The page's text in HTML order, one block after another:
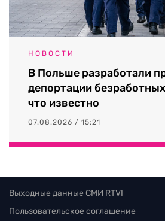
НОВОСТИ
В Польше разработали
депортации
что известно
07.08.2026 / 15:21
Выходные данные СМИ RTVI
Пользовательское соглашение